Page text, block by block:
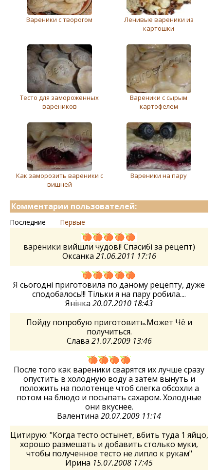
Вареники с творогом
Ленивые вареники из
картошки
Тесто для замороженных
вареников
Вареники с сырым
картофелем
Как заморозить вареники с
вишней
Вареники на пару
Комментарии пользователей:
Последние Первые
вареники вийшли чудові! Спасибі за рецепт)
Оксанка 21.06.2011 17:16
Я сьогодні приготовила по даному рецепту, дуже
сподобалось!!! Тільки я на пару робила....
Янінка 20.07.2010 18:43
Пойду попробую приготовить.Может Чё и
получиться.
Слава 21.07.2009 13:46
После того как вареники сварятся их лучше сразу
опустить в холодную воду а затем вынуть и
положить на полотенце чтоб слегка обсохли а
потом на блюдо и посыпать сахаром. Холодные
они вкуснее.
Валентина 20.07.2009 11:14
Цитирую: "Когда тесто остынет, вбить туда 1 яйцо,
хорошо размешать и добавить столько муки,
чтобы полученное тесто не липло к рукам"
Ирина 15.07.2008 17:45